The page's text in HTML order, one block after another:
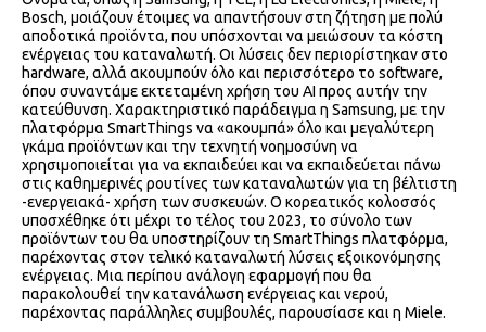
Bosch, μοιάζουν έτοιμες να απαντήσουν στη ζήτηση με πολύ
αποδοτικά προϊόντα, που υπόσχονται να μειώσουν τα κόστη
ενέργειας του καταναλωτή. Οι λύσεις δεν περιορίστηκαν στο
hardware, αλλά ακουμπούν όλο και περισσότερο το software,
όπου συναντάμε εκτεταμένη χρήση του ΑΙ προς αυτήν την
κατεύθυνση. Χαρακτηριστικό παράδειγμα η Samsung, με την
πλατφόρμα SmartThings να «ακουμπά» όλο και μεγαλύτερη
γκάμα προϊόντων και την τεχνητή νοημοσύνη να
χρησιμοποιείται για να εκπαιδεύει και να εκπαιδεύεται πάνω
στις καθημερινές ρουτίνες των καταναλωτών για τη βέλτιστη
-ενεργειακά- χρήση των συσκευών. Ο κορεατικός κολοσσός
υποσχέθηκε ότι μέχρι το τέλος του 2023, το σύνολο των
προϊόντων του θα υποστηρίζουν τη SmartThings πλατφόρμα,
παρέχοντας στον τελικό καταναλωτή λύσεις εξοικονόμησης
ενέργειας. Μια περίπου ανάλογη εφαρμογή που θα
παρακολουθεί την κατανάλωση ενέργειας και νερού,
παρέχοντας παράλληλες συμβουλές, παρουσίασε και η Miele.